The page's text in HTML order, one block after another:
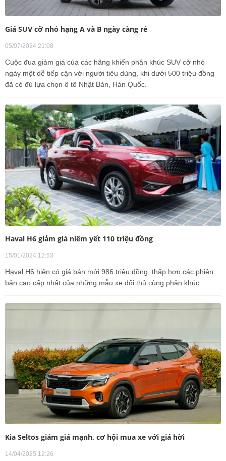
Giá SUV cỡ nhỏ hạng A và B ngày càng rẻ
05/07/2024 21:08
Cuộc đua giảm giá của các hãng khiến phân khúc SUV cỡ nhỏ
ngày một dễ tiếp cận với người tiêu dùng, khi dưới 500 triệu đồng
đã có đủ lựa chọn ô tô Nhật Bản, Hàn Quốc.
Haval H6 giảm giá niêm yết 110 triệu đồng
15/01/2024 12:53
Haval H6 hiện có giá bán mới 986 triệu đồng, thấp hơn các phiên
bản cao cấp nhất của những mẫu xe đối thủ cùng phân khúc.
Kia Seltos giảm giá mạnh, cơ hội mua xe với giá hời
14/04/2025 12:26